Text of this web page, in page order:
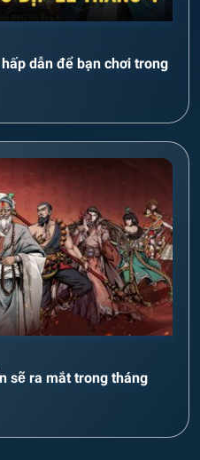
dẫn để bạn chơi trong
sẽ ra mắt trong tháng